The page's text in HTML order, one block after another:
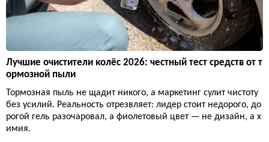
Лучшие очистители колёс 2026: честный тест средств от т
ормозной пыли
Тормозная пыль не щадит никого, а маркетинг сулит чистоту
без усилий. Реальность отрезвляет: лидер стоит недорого, до
рогой гель разочаровал, а фиолетовый цвет — не дизайн, а х
имия.